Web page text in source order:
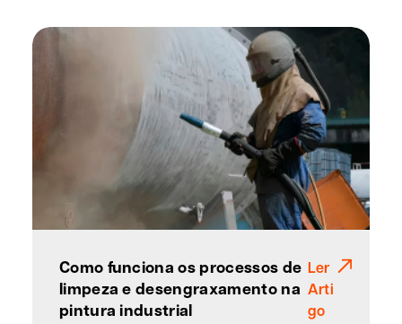
Como funciona os processos de
limpeza e desengraxamento na
pintura industrial
Ler
Arti
go